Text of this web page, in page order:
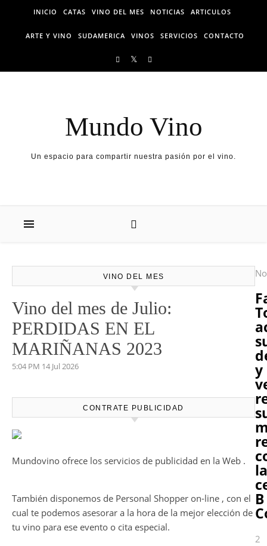
Skip to content
INICIO CATAS VINO DEL MES NOTICIAS ARTICULOS
ARTE Y VINO SUDAMERICA VINOS SERVICIOS CONTACTO
Mundo Vino
Un espacio para compartir nuestra pasión por el vino.
VINO DEL MES
Vino del mes de Julio:
PERDIDAS EN EL
MARIÑANAS 2023
5:04 PM 14 Jul 2026
CONTRATE PUBLICIDAD
Mundovino ofrece los servicios de publicidad en la Web .
También disponemos de Personal Shopper on-line , con el
cual te podemos asesorar a la hora de la mejor elección de
tu vino para ese evento o cita especial.
y
la
B
2